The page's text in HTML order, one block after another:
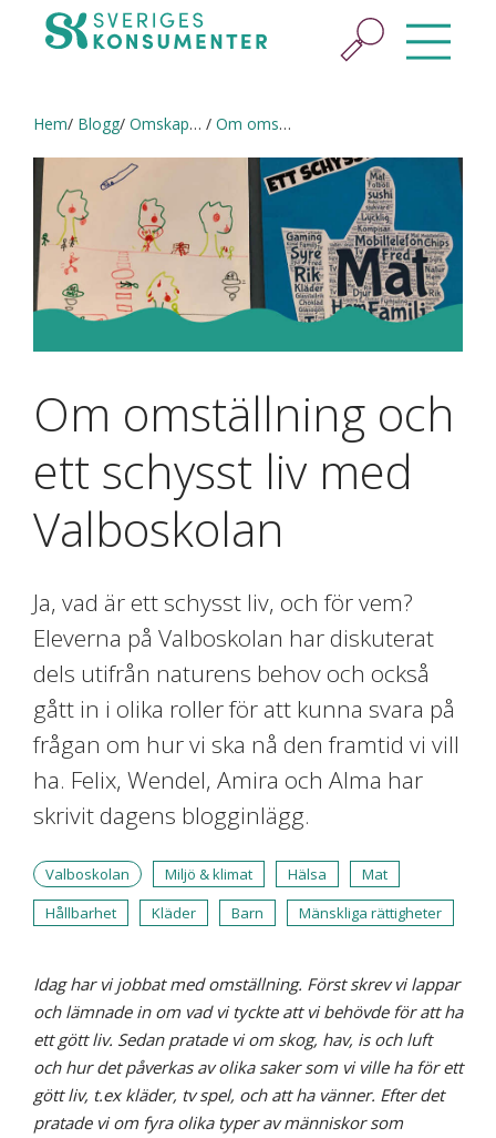
Hem Blogg Omskaparbloggen Om omställning och ett schysst liv med Valboskolan
Om omställning och
ett schysst liv med
Valboskolan
Ja, vad är ett schysst liv, och för vem?
Eleverna på Valboskolan har diskuterat
dels utifrån naturens behov och också
gått in i olika roller för att kunna svara på
frågan om hur vi ska nå den framtid vi vill
ha. Felix, Wendel, Amira och Alma har
skrivit dagens blogginlägg.
Valboskolan Miljö & klimat Hälsa
Mat
Hållbarhet
Kläder Barn Mänskliga rättigheter
Idag har vi jobbat med omställning. Först skrev vi lappar
och lämnade in om vad vi tyckte att vi behövde för att ha
ett gött liv. Sedan pratade vi om skog, hav, is och luft
och hur detpåverkas av olika saker som vi ville ha för ett
gött liv, t.ex kläder, tv spel, och att ha vänner. Efter det
pratade vi om fyra olika typer av människor som